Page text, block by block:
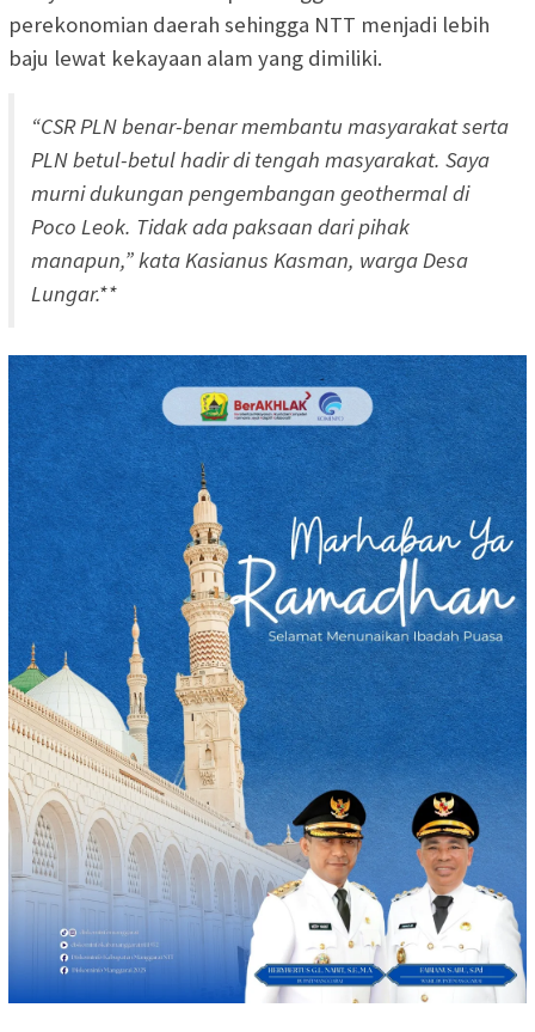
perekonomian daerah sehingga NTT menjadi lebih
baju lewat kekayaan alam yang dimiliki.
“CSR PLN benar-benar membantu masyarakat serta
PLN betul-betul hadir di tengah masyarakat. Saya
murni dukungan pengembangan geothermal di
Poco Leok. Tidak ada paksaan dari pihak
manapun,” kata Kasianus Kasman, warga Desa
Lungar.**